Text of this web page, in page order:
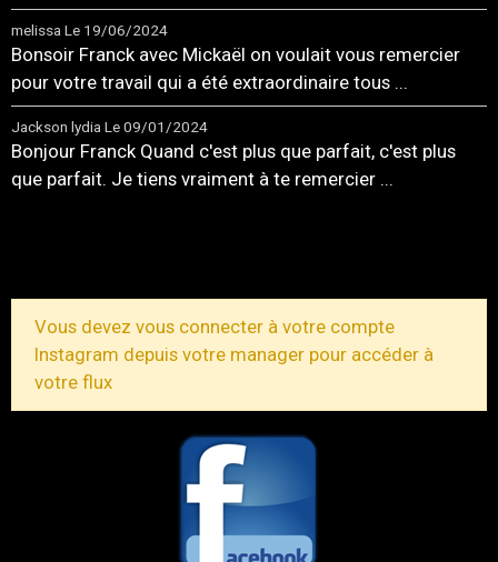
melissaLe 19/06/2024
Bonsoir Franck avec Mickaël on voulait vous remercier
pour votre travail qui a été extraordinaire tous ...
Jackson lydiaLe 09/01/2024
Bonjour Franck Quand c'est plus que parfait, c'est plus
que parfait. Je tiens vraiment à te remercier ...
Vous devez vous connecter à votre compte
Instagram depuis votre manager pour accéder à
votre flux